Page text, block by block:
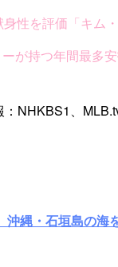
を評価「キム・
が持つ年間最多
NHKBS1、
縄・石垣島の海